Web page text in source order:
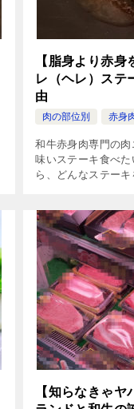
【脂身より赤身
レ（ヘレ）ステ
由
肉の部位別 赤身
和牛赤身肉専門の
味いステーキ食べ
ら、どんなステーキ
と比べてヘルシ […]
【知らなきゃ